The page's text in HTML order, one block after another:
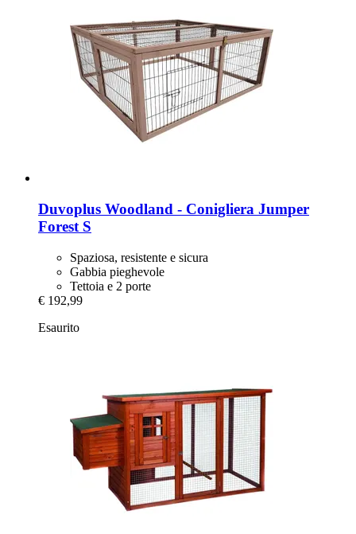
Duvoplus Woodland -​ Conigliera Jumper
Forest S
Spaziosa, resistente e sicura
Gabbia pieghevole
Tettoia e 2 porte
€ 192,99
Esaurito